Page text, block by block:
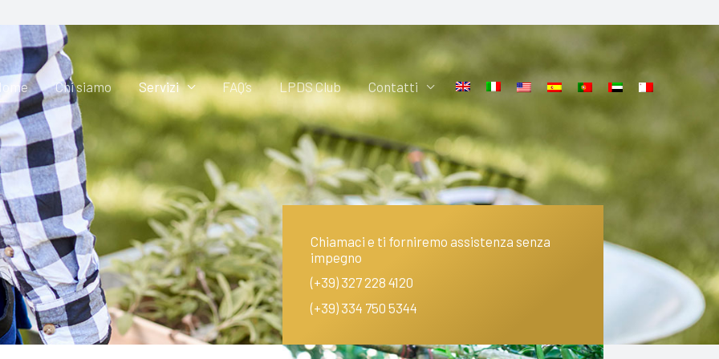
Chi siamo Servizi FAQ’s LPDS Club Contatti
Chiamaci e ti forniremo assistenza senza
impegno
(+39) 327 228 4120
(+39) 334 750 5344